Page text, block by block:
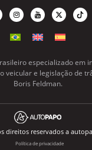
especializado em
veicular e legislação de
Boris Feldman.
direitos reservados a
Política de privacidade